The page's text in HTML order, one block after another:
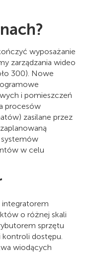
wyposażanie
zarządzania wideo
300). Nowe
i pomieszczeń
procesów
zasilane przez
w celu
integratorem
o różnej skali
sprzętu
kontroli dostępu.
wiodących